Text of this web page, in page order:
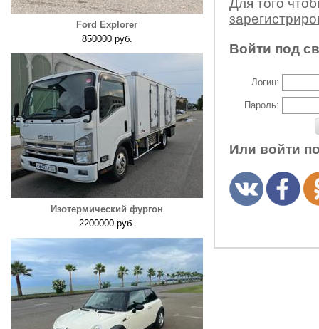
Ford Explorer
850000 руб.
Изотермический фургон
2200000 руб.
Войти под
Логин:
Пароль:
Или войти